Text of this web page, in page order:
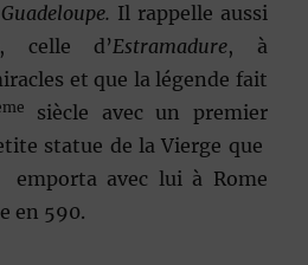
Guadeloupe. Il rappelle aussi
celle d’Estramadure, à
et que la légende fait
siècle avec un premier
statue de la Vierge que
emporta avec lui à Rome
en 590.